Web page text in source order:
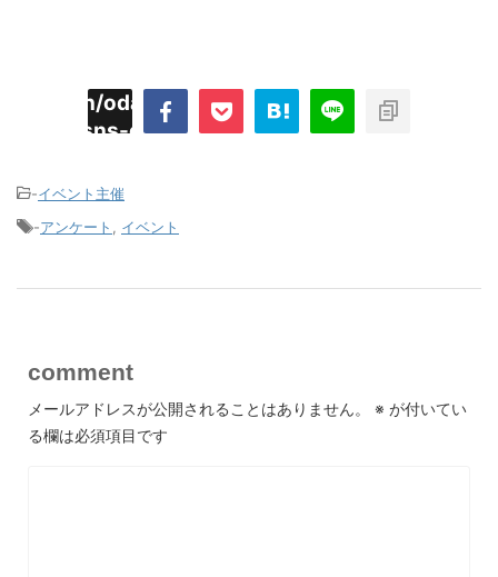
odaiji.com/public_html/blog/wp-
sns-count-cache/sns-count-
-イベント主催
-アンケート イベント
comment
メールアドレスが公開されることはありません。 ※ が付いてい
る欄は必須項目です